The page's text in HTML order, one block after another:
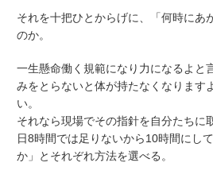
それを十把ひとからげに、「何時にあ
のか。
一生懸命働く規範になり力になるよと
みをとらないと体が持たなくなります
い。
それなら現場でその指針を自分たちに
日8時間では足りないから10時間にし
か」とそれぞれ方法を選べる。